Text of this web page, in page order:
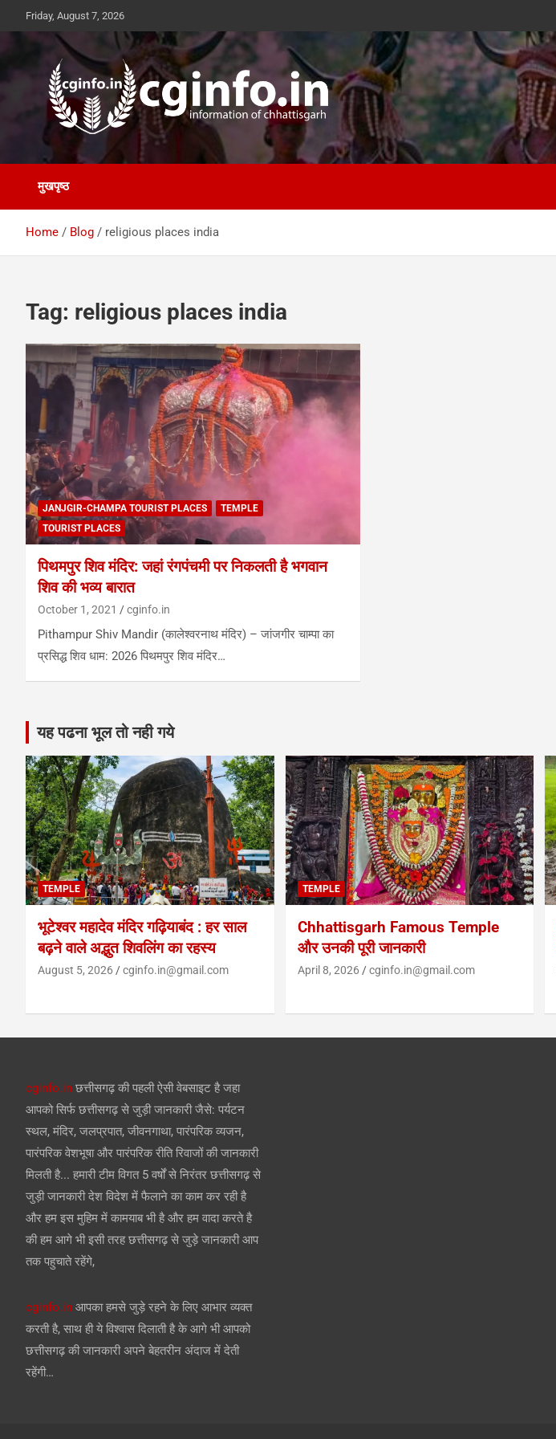
content
Friday, August 7, 2026
cginfo.in
information of Chhattisgarh
मुखपृष्ठ
Home Blog religious places india
Tag: religious places india
JANJGIR-CHAMPA TOURIST PLACES
TEMPLE
TOURIST PLACES
पिथमपुर शिव मंदिर: जहां रंगपंचमी पर निकलती है भगवान
शिव की भव्य बारात
October 1, 2021 cginfo.in
Pithampur Shiv Mandir (कालेश्वरनाथ मंदिर) – जांजगीर चाम्पा का
प्रसिद्ध शिव धाम: 2026 पिथमपुर शिव मंदिर…
यह पढना भूल तो नही गये
TEMPLE
भूटेश्वर महादेव मंदिर गढ़ियाबंद : हर साल
बढ़ने वाले अद्भुत शिवलिंग का रहस्य
August 5, 2026 cginfo.in@gmail.com
TEMPLE
Chhattisgarh Famous Temple
और उनकी पूरी जानकारी
April 8, 2026 cginfo.in@gmail.com
cginfo.in छत्तीसगढ़ की पहली ऐसी वेबसाइट है जहा
आपको सिर्फ छत्तीसगढ़ से जुड़ी जानकारी जैसे: पर्यटन
स्थल, मंदिर, जलप्रपात, जीवनगाथा, पारंपरिक व्यजन,
पारंपरिक वेशभूषा और पारंपरिक रीति रिवाजों की जानकारी
मिलती है... हमारी टीम विगत 5 वर्षों से निरंतर छत्तीसगढ़ से
जुड़ी जानकारी देश विदेश में फैलाने का काम कर रही है
और हम इस मुहिम में कामयाब भी है और हम वादा करते है
की हम आगे भी इसी तरह छत्तीसगढ़ से जुड़े जानकारी आप
तक पहुचाते रहेंगे,
cginfo.in आपका हमसे जुड़े रहने के लिए आभार व्यक्त
करती है, साथ ही ये विश्वास दिलाती है के आगे भी आपको
छत्तीसगढ़ की जानकारी अपने बेहतरीन अंदाज में देती
रहेंगी…